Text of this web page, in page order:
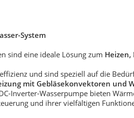
System
sind eine ideale Lösung zum Heizen,
und sind speziell auf die
mit Gebläsekonvektoren und
Inverter-Wasserpumpe bieten
und ihrer vielfältigen